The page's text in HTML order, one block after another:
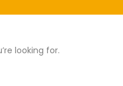
looking for.